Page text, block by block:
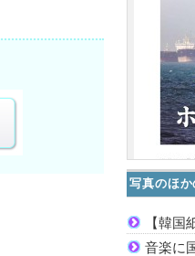
写真のほか
【韓国
音楽に